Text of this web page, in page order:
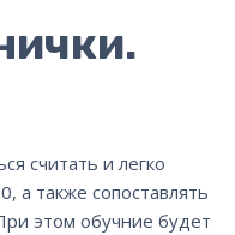
считать и легко
а также сопоставлять
этом обучние будет